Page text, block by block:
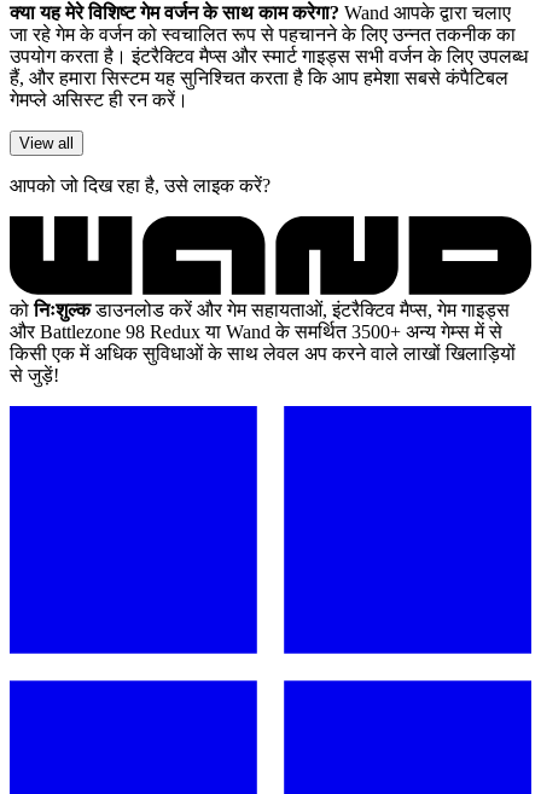
क्या यह मेरे विशिष्ट गेम वर्जन के साथ काम करेगा? Wand आपके द्वारा चलाए
जा रहे गेम के वर्जन को स्वचालित रूप से पहचानने के लिए उन्नत तकनीक का
उपयोग करता है। इंटरैक्टिव मैप्स और स्मार्ट गाइड्स सभी वर्जन के लिए उपलब्ध
हैं, और हमारा सिस्टम यह सुनिश्चित करता है कि आप हमेशा सबसे कंपैटिबल
गेमप्ले असिस्ट ही रन करें।
View all
आपको जो दिख रहा है, उसे लाइक करें?
कोनिःशुल्कडाउनलोड करें और गेम सहायताओं, इंटरैक्टिव मैप्स, गेम गाइड्स
और Battlezone 98 Redux या Wand के समर्थित 3500+ अन्य गेम्स में से
किसी एक में अधिक सुविधाओं के साथ लेवल अप करने वाले लाखों खिलाड़ियों
से जुड़ें!